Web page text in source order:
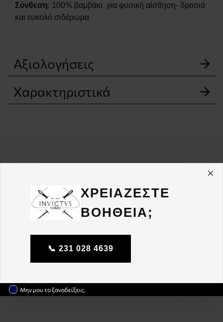
ΧΡΕΙΑΖΕΣΤΕ
ΒΟΗΘΕΙΑ;
📞 231 028 4639
Μην μου το ξαναδείξεις.
Σύνθεση: 100% βαμβάκι για φυσική αίσθηση- δροσιά
και ευκολό σιδέρωμα
Αξιολογήσεις
Χαρακτηριστικά